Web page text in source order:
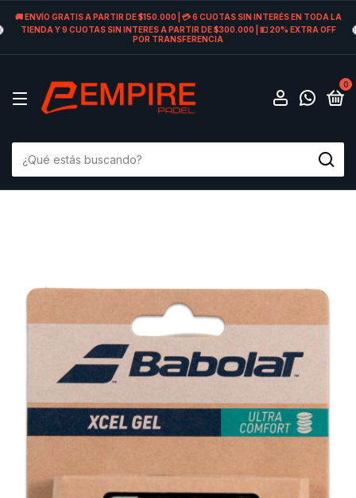
🚚 ENVÍO GRATIS A PARTIR DE $150.000 | 💳 6 CUOTAS SIN INTERÉS EN TODA LA
TIENDA Y 9 CUOTAS SIN INTERES A PARTIR DE $300.000 | 💵 20% EXTRA OFF
POR TRANSFERENCIA
0